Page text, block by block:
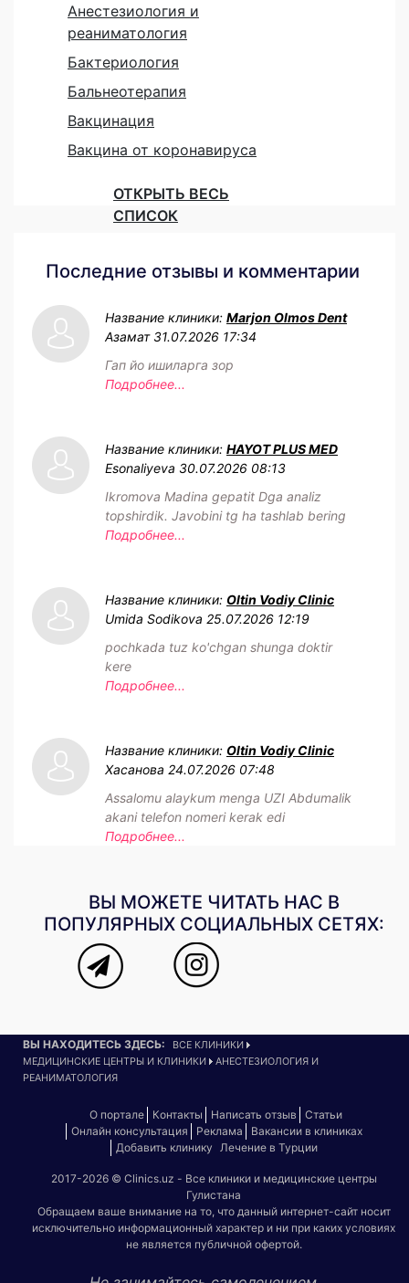
Анестезиология и
реаниматология
Бактериология
Бальнеотерапия
Вакцинация
Вакцина от коронавируса
ОТКРЫТЬ ВЕСЬ
СПИСОК
Последние отзывы и комментарии
Название клиники: Marjon Olmos Dent
Азамат 31.07.2026 17:34
Гап йо ишиларга зор
Подробнее...
Название клиники: HAYOT PLUS MED
Esonaliyeva 30.07.2026 08:13
Ikromova Madina gepatit Dga analiz
topshirdik. Javobini tg ha tashlab bering
Подробнее...
Название клиники: Oltin Vodiy Clinic
Umida Sodikova 25.07.2026 12:19
pochkada tuz ko'chgan shunga doktir
kere
Подробнее...
Название клиники: Oltin Vodiy Clinic
Хасанова 24.07.2026 07:48
Assalomu alaykum menga UZI Abdumalik
akani telefon nomeri kerak edi
Подробнее...
ВЫ МОЖЕТЕ ЧИТАТЬ НАС В
ПОПУЛЯРНЫХ СОЦИАЛЬНЫХ СЕТЯХ:
ВЫ НАХОДИТЕСЬ ЗДЕСЬ:
ВСЕ КЛИНИКИ
МЕДИЦИНСКИЕ ЦЕНТРЫ И КЛИНИКИ
АНЕСТЕЗИОЛОГИЯ И
РЕАНИМАТОЛОГИЯ
О портале Контакты Написать отзыв
Статьи
Онлайн консультация
Реклама
Вакансии в клиниках
Добавить клинику
Лечение в Турции
2017-2026 © Clinics.uz - Все клиники и медицинские центры
Гулистана
Обращаем ваше внимание на то, что данный интернет-сайт носит
исключительно информационный характер и ни при каких условиях
не является публичной офертой.